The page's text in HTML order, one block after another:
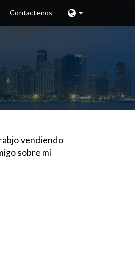
Contactenos
vendiendo
sobre mi